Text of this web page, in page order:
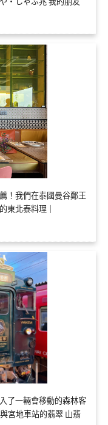
！我們在泰國曼谷鄭王
東北泰料理｜
了一輛會移動的森林客
宮地車站的翡翠 山翡